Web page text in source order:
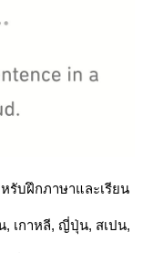
รับฝึกภาษาและเรียน
, เกาหลี, ญี่ปุ่น, สเปน,